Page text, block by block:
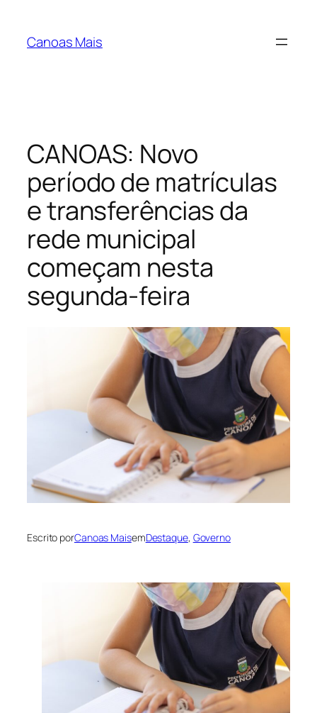
Canoas Mais
CANOAS: Novo
período de matrículas
e transferências da
rede municipal
começam nesta
segunda-feira
Escrito porCanoas MaisemDestaque, Governo